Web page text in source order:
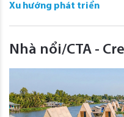
Xu hướng phát triển
Nhà nổi/CTA -